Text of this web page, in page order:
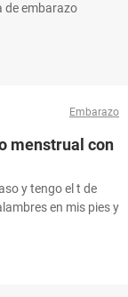
de embarazo
Embarazo
menstrual con
y tengo el t de
en mis pies y